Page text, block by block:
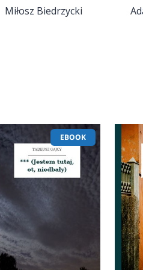
Miłosz Biedrzycki
EBOOK